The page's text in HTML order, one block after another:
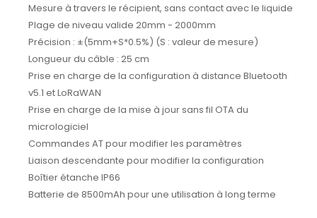
Mesure à travers le récipient, sans contact avec le liquide
Plage de niveau valide 20mm - 2000mm
Précision : ±(5mm+S*0.5%) (S : valeur de mesure)
Longueur du câble : 25 cm
Prise en charge de la configuration à distance Bluetooth
v5.1 et LoRaWAN
Prise en charge de la mise à jour sans fil OTA du
micrologiciel
Commandes AT pour modifier les paramètres
Liaison descendante pour modifier la configuration
Boîtier étanche IP66
Batterie de 8500mAh pour une utilisation à long terme